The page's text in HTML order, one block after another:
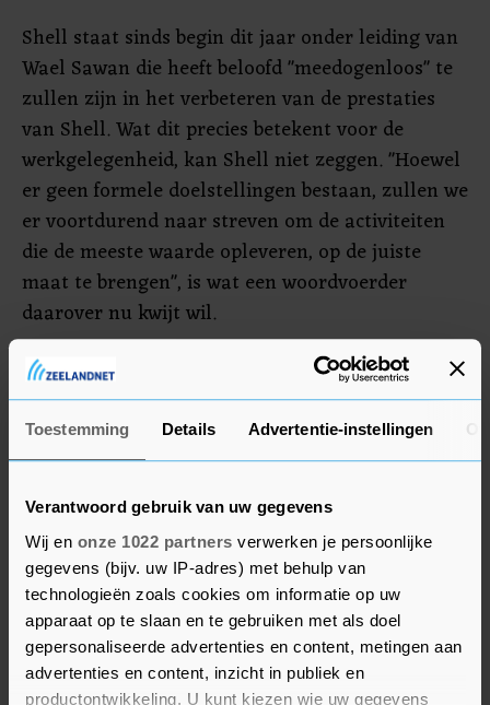
Toestemming Details Advertentie-instellingen
Verantwoord gebruik van uw gegevens
Wij en onze 1022 partners verwerken je persoonlijke
gegevens (bijv. uw IP-adres) met behulp van
technologieën zoals cookies om informatie op uw
apparaat op te slaan en te gebruiken met als doel
gepersonaliseerde advertenties en content, metingen aan
advertenties en content, inzicht in publiek en
productontwikkeling. U kunt kiezen wie uw gegevens
Shell staat sinds begin dit jaar onder leiding van
Wael Sawan die heeft beloofd "meedogenloos" te
zullen zijn in het verbeteren van de prestaties
van Shell. Wat dit precies betekent voor de
werkgelegenheid, kan Shell niet zeggen. "Hoewel
er geen formele doelstellingen bestaan, zullen we
er voortdurend naar streven om de activiteiten
die de meeste waarde opleveren, op de juiste
maat te brengen", is wat een woordvoerder
daarover nu kwijt wil.
Shell had eind vorig jaar wereldwijd ongeveer
93.000 mensen in dienst. Dat is meer dan het
dubbele van het personeelsbestand van de
Amerikaanse rivaal Chevron. Dat laatste bedrijf
wordt door beleggers op de beurs momenteel
ruim een derde hoger gewaardeerd.